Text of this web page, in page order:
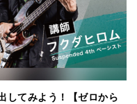
してみよう！【ゼロから